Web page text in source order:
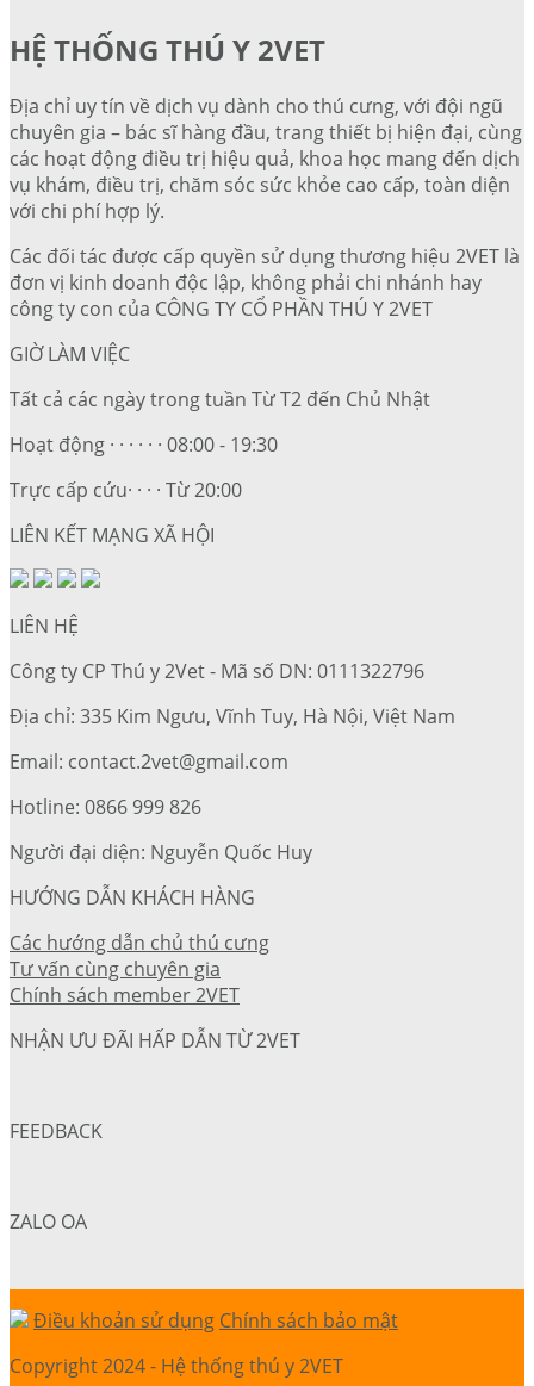
HỆ THỐNG THÚ Y 2VET
Địa chỉ uy tín về dịch vụ dành cho thú cưng, với đội ngũ
chuyên gia – bác sĩ hàng đầu, trang thiết bị hiện đại, cùng
các hoạt động điều trị hiệu quả, khoa học mang đến dịch
vụ khám, điều trị, chăm sóc sức khỏe cao cấp, toàn diện
với chi phí hợp lý.
Các đối tác được cấp quyền sử dụng thương hiệu 2VET là
đơn vị kinh doanh độc lập, không phải chi nhánh hay
công ty con của CÔNG TY CỔ PHẦN THÚ Y 2VET
GIỜ LÀM VIỆC
Tất cả các ngày trong tuần Từ T2 đến Chủ Nhật
Hoạt động · · · · · · 08:00 - 19:30
Trực cấp cứu· · · · Từ 20:00
LIÊN KẾT MẠNG XÃ HỘI
LIÊN HỆ
Công ty CP Thú y 2Vet - Mã số DN: 0111322796
Địa chỉ: 335 Kim Ngưu, Vĩnh Tuy, Hà Nội, Việt Nam
Email: contact.2vet@gmail.com
Hotline: 0866 999 826
Người đại diện: Nguyễn Quốc Huy
HƯỚNG DẪN KHÁCH HÀNG
Các hướng dẫn chủ thú cưng
Tư vấn cùng chuyên gia
Chính sách member 2VET
NHẬN ƯU ĐÃI HẤP DẪN TỪ 2VET
FEEDBACK
ZALO OA
Điều khoản sử dụng Chính sách bảo mật
Copyright 2024 - Hệ thống thú y 2VET